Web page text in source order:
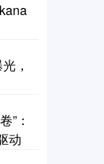
，
”：
动